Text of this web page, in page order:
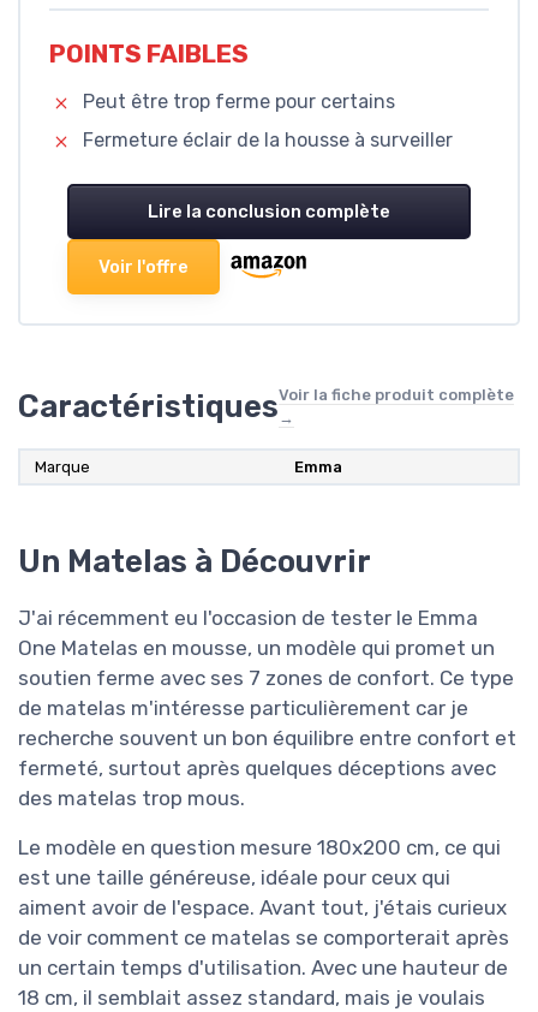
POINTS FAIBLES
Peut être trop ferme pour certains
Fermeture éclair de la housse à surveiller
Lire la conclusion complète
Voir l'offre
CaractéristiquesVoir la fiche produit complète
→
Marque Emma
Un Matelas à Découvrir
J'ai récemment eu l'occasion de tester le Emma
One Matelas en mousse, un modèle qui promet un
soutien ferme avec ses 7 zones de confort. Ce type
de matelas m'intéresse particulièrement car je
recherche souvent un bon équilibre entre confort et
fermeté, surtout après quelques déceptions avec
des matelas trop mous.
Le modèle en question mesure 180x200 cm, ce qui
est une taille généreuse, idéale pour ceux qui
aiment avoir de l'espace. Avant tout, j'étais curieux
de voir comment ce matelas se comporterait après
un certain temps d'utilisation. Avec une hauteur de
18 cm, il semblait assez standard, mais je voulais